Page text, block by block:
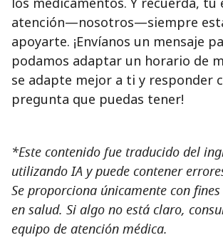
atención—nosotros—siempre
apoyarte. ¡Envíanos un mensaje
podamos adaptar un horario de
se adapte mejor a ti y responder
pregunta que puedas tener!
*Este contenido fue traducido del
utilizando IA y puede contener
Se proporciona únicamente con
en salud. Si algo no está claro,
equipo de atención médica.